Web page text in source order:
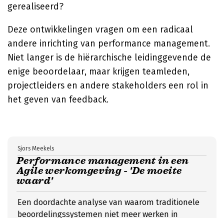
gerealiseerd?
Deze ontwikkelingen vragen om een radicaal
andere inrichting van performance management.
Niet langer is de hiërarchische leidinggevende de
enige beoordelaar, maar krijgen teamleden,
projectleiders en andere stakeholders een rol in
het geven van feedback.
Performance management in een
Agile werkomgeving - 'De moeite
waard'
Sjors Meekels
Een doordachte analyse van waarom traditionele
beoordelingssystemen niet meer werken in